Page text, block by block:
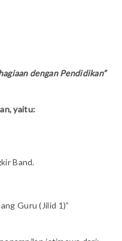
dengan Pendidikan”
yaitu:
Band.
Guru (Jilid 1)”